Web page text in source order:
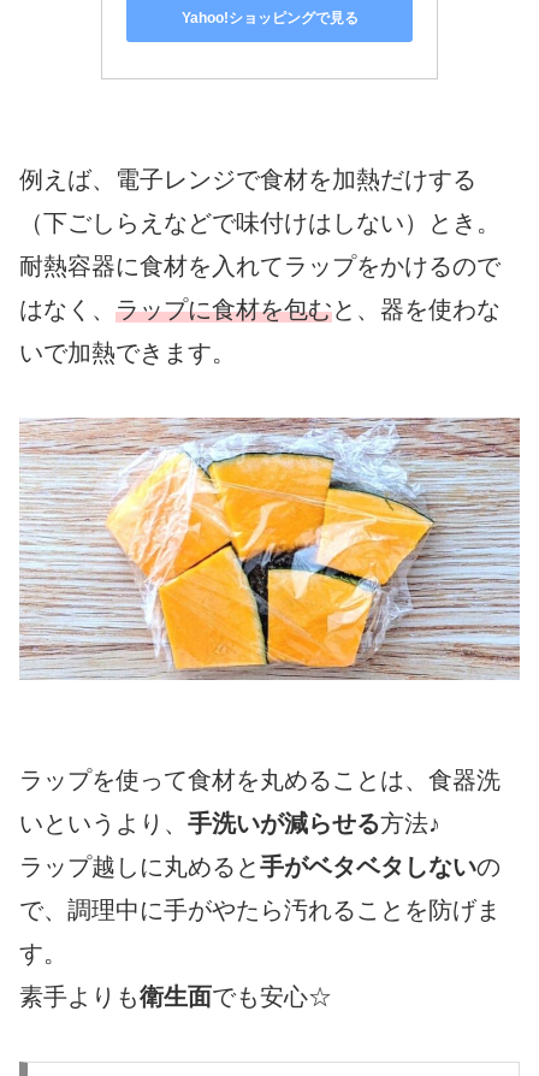
Yahoo!ショッピングで見る
例えば、電子レンジで食材を加熱だけする
（下ごしらえなどで味付けはしない）とき。
耐熱容器に食材を入れてラップをかけるので
はなく、 ラップに食材を包むと、器を使わな
いで加熱できます。
ラップを使って食材を丸めることは、食器洗
いというより、 手洗いが減らせる方法♪
ラップ越しに丸めると手がベタベタしないの
で、調理中に手がやたら汚れることを防げま
す。
素手よりも衛生面でも安心☆